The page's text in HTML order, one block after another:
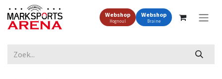
Overslaan naar inhoud
Webshop
Hognoul
Webshop
Braine